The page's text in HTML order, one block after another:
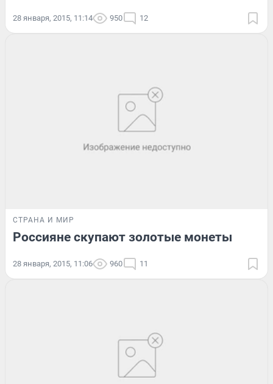
28 января, 2015, 11:14 950 12
СТРАНА И МИР
Россияне скупают золотые монеты
28 января, 2015, 11:06 960 11